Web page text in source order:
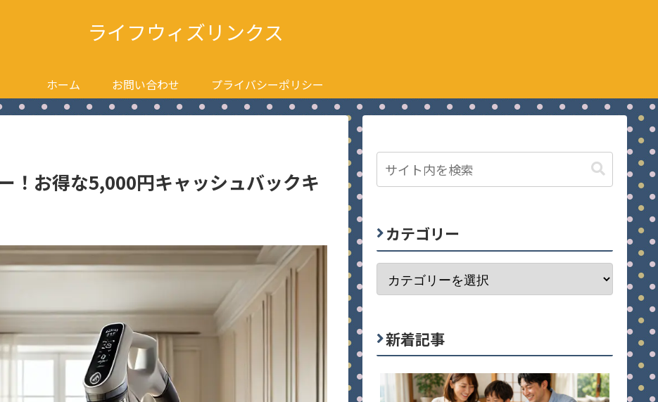
ライフウィズリンクス
ホーム お問い合わせ プライバシーポリシー
！お得な5,000円キャッシュバックキ
カテゴリー
新着記事